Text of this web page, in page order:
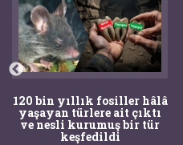
120 bin yıllık fosiller hâlâ
yaşayan türlere ait çıktı
ve nesli kurumuş bir tür
keşfedildi